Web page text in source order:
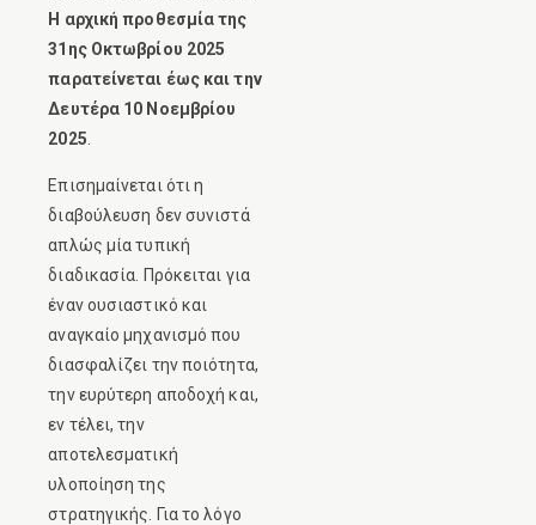
Η αρχική προθεσμία της
31ης Οκτωβρίου 2025
παρατείνεται έως και την
Δευτέρα 10 Νοεμβρίου
2025
Eπισημαίνεται ότι η
διαβούλευση δεν συνιστά
απλώς μία τυπική
διαδικασία. Πρόκειται για
έναν ουσιαστικό και
αναγκαίο μηχανισμό που
διασφαλίζει την ποιότητα,
την ευρύτερη αποδοχή και,
εν τέλει, την
αποτελεσματική
υλοποίηση της
στρατηγικής. Για το λόγο